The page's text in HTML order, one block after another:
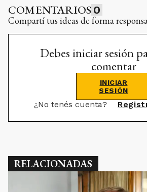
COMENTARIOS 0
Compartí tus ideas de forma
Debes iniciar sesión
comentar
INICIAR
SESIÓN
¿No tenés cuenta?
RELACIONADAS